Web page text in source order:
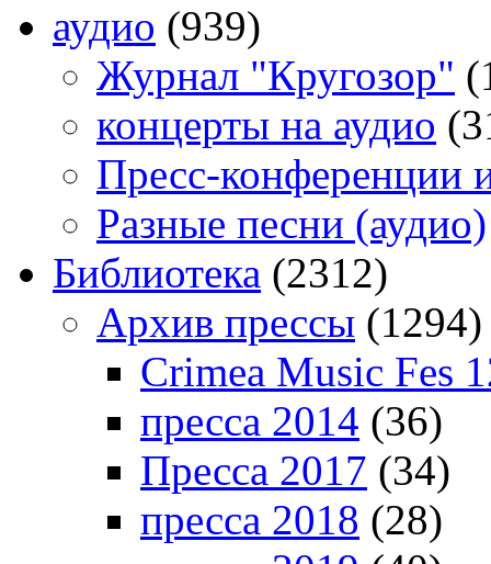
аудио (939)
Журнал "Кругозор"
концерты на аудио
Пресс-конференции
Разные песни (аудио)
Библиотека (2312)
Архив прессы (1294)
Crimea Music Fes
пресса 2014 (36)
Пресса 2017 (34)
пресса 2018 (28)